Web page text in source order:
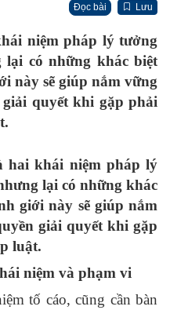
Đọc bài Lưu
niệm pháp lý tưởng
lại có những khác biệt
này sẽ giúp nắm vững
quyết khi gặp phải
hai khái niệm pháp lý
lại có những khác
giới này sẽ giúp nắm
giải quyết khi gặp
luật.
niệm và phạm vi
tố cáo, cũng cần bàn